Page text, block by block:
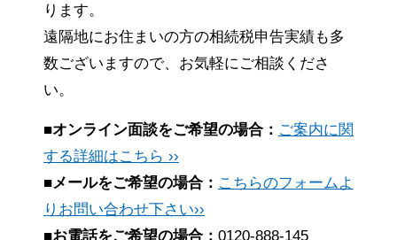
ります。
遠隔地にお住まいの方の相続税申告実績も多
数ございますので、お気軽にご相談くださ
い。
■オンライン面談をご希望の場合： ご案内に関
する詳細はこちら ››
■メールをご希望の場合： こちらのフォームよ
りお問い合わせ下さい››
■お電話をご希望の場合： 0120-888-145